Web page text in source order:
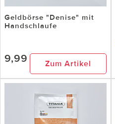
Geldbörse "Denise" mit
Handschlaufe
9,99 Zum Artikel